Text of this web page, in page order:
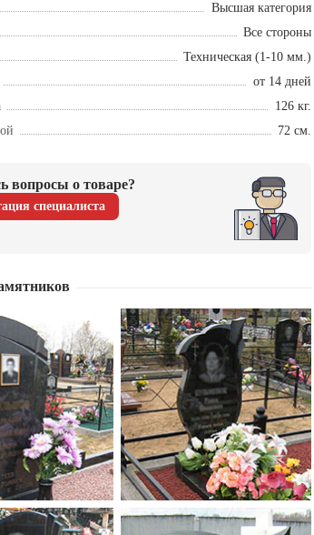
Высшая категория
Все стороны
Техническая (1-10 мм.)
от 14 дней
126 кг.
72 см.
вопросы о товаре?
специалиста